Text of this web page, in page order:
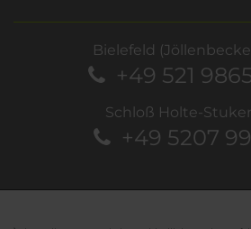
Bielefeld
+49 521
Schloß Holte-
+49 5207